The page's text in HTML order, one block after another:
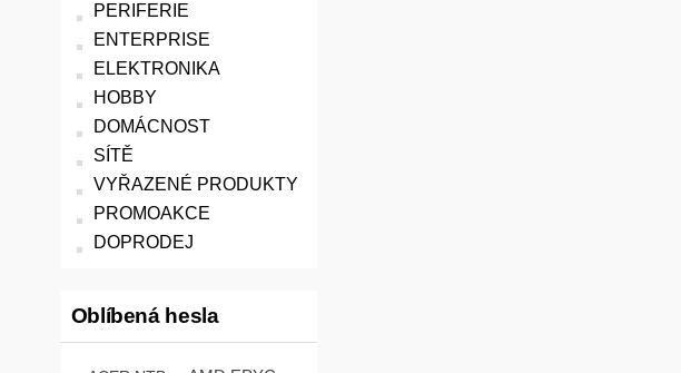
PERIFERIE
ENTERPRISE
ELEKTRONIKA
HOBBY
DOMÁCNOST
SÍTĚ
VYŘAZENÉ PRODUKTY
PROMOAKCE
DOPRODEJ
Oblíbená hesla